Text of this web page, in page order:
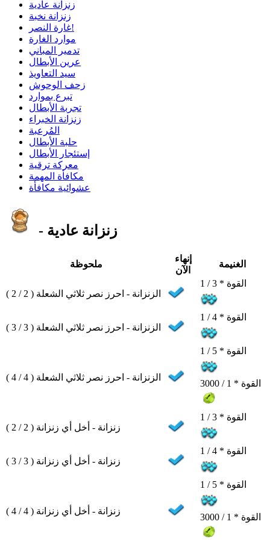
زنزانة عادية
زنزانة نخبة
غارة النصر!
موارد الغارة
تدمير المباني
عرين الأبطال
سيد التعاويذ
زحف الوحوش
تبرع بموارد
تجربة الأبطال
زنزانة الخبراء
المُرعبة
حلبة الأبطال
إستئجار الأبطال
معركة ترقية
مكافأة المهمة
عشوائية مكافأة
- زنزانة عادية
ملحوظة
إنهاء
الآن
الغنيمة
الزنزانة - احرز نصر ثلاثي الشعلة ( 2 / 2 )
القوة * 3 / 1
الزنزانة - احرز نصر ثلاثي الشعلة ( 3 / 3 )
القوة * 4 / 1
الزنزانة - احرز نصر ثلاثي الشعلة ( 4 / 4 )
القوة * 5 / 1
القوة * 1 / 3000
زنزانة - أخل أي زنزانة ( 2 / 2 )
القوة * 3 / 1
زنزانة - أخل أي زنزانة ( 3 / 3 )
القوة * 4 / 1
زنزانة - أخل أي زنزانة ( 4 / 4 )
القوة * 5 / 1
القوة * 1 / 3000